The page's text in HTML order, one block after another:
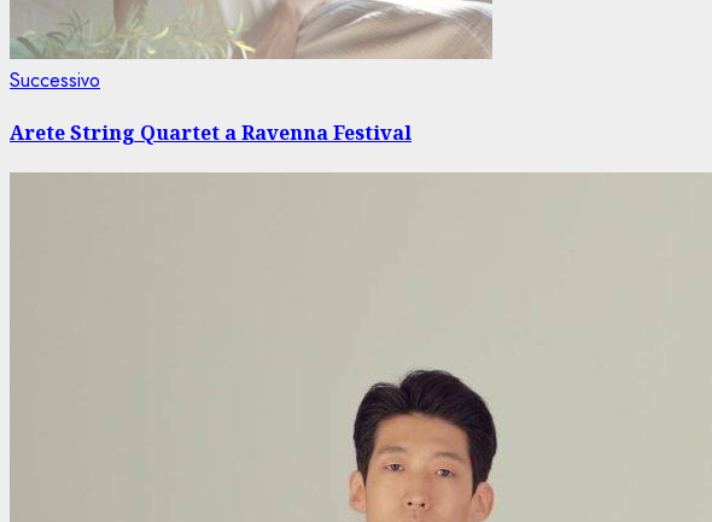
Successivo
Arete String Quartet a Ravenna Festival